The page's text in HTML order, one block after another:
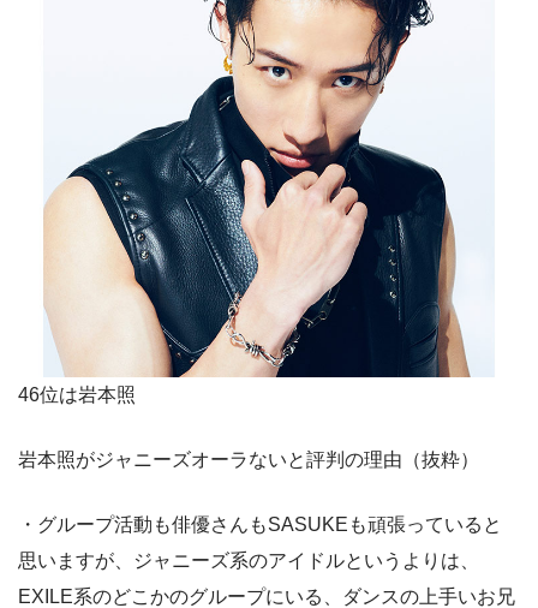
46位は岩本照
岩本照がジャニーズオーラないと評判の理由（抜粋）
・グループ活動も俳優さんもSASUKEも頑張っていると
思いますが、ジャニーズ系のアイドルというよりは、
EXILE系のどこかのグループにいる、ダンスの上手いお兄